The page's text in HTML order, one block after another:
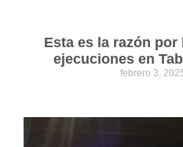
Esta es la razón
ejecuciones en
febrero 3,